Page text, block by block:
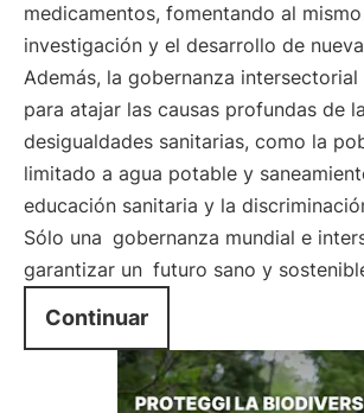
medicamentos, fomentando al
investigación y el desarrollo de
Además, la gobernanza intersectorial
para atajar las causas profundas de
desigualdades sanitarias, como la
limitado a agua potable y
educación sanitaria y la
Sólo una gobernanza mundial e
garantizar un futuro sano y
Continuar